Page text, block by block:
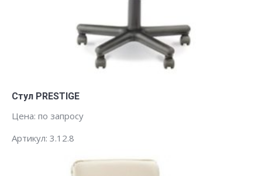
Стул PRESTIGE
Цена: по запросу
Артикул: 3.12.8